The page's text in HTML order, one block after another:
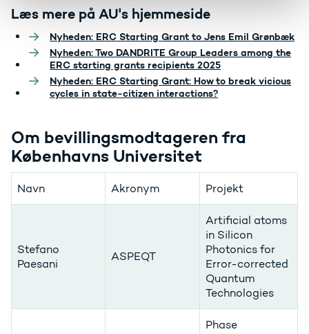
Læs mere på AU's hjemmeside
Nyheden: ERC Starting Grant to Jens Emil Grønbæk
Nyheden: Two DANDRITE Group Leaders among the
ERC starting grants recipients 2025
Nyheden: ERC Starting Grant: How to break vicious
cycles in state-citizen interactions?
Om bevillingsmodtageren fra
Københavns Universitet
Navn Akronym Projekt
Stefano
Paesani
ASPEQT
Artificial atoms
in Silicon
Photonics for
Error-corrected
Quantum
Technologies
Phase